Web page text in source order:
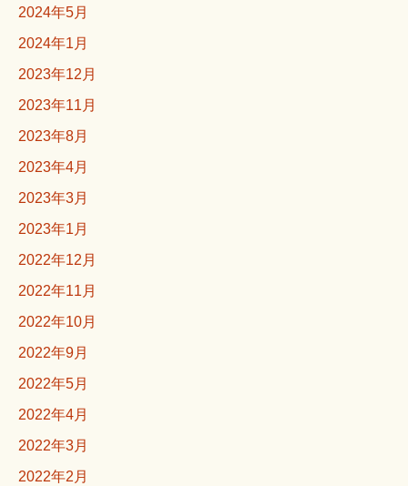
2024年5月
2024年1月
2023年12月
2023年11月
2023年8月
2023年4月
2023年3月
2023年1月
2022年12月
2022年11月
2022年10月
2022年9月
2022年5月
2022年4月
2022年3月
2022年2月